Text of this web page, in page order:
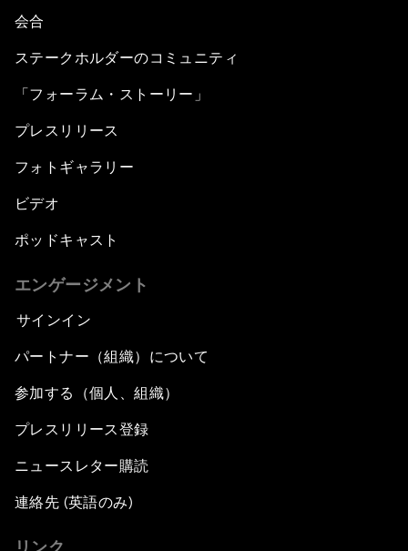
会合
ステークホルダーのコミュニティ
「フォーラム・ストーリー」
プレスリリース
フォトギャラリー
ビデオ
ポッドキャスト
エンゲージメント
サインイン
パートナー（組織）について
参加する（個人、組織）
プレスリリース登録
ニュースレター購読
連絡先 (英語のみ)